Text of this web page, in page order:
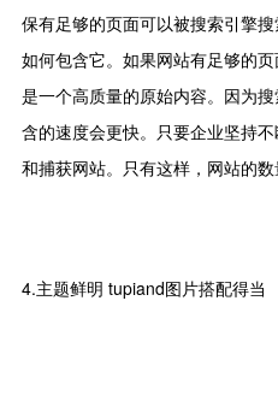
保有足够的页面可以被搜索引擎
如何包含它。如果网站有足够的
是一个高质量的原始内容。因为
含的速度会更快。只要企业坚持
和捕获网站。只有这样，网站的数
4.主题鲜明 tupiand图片搭配得当